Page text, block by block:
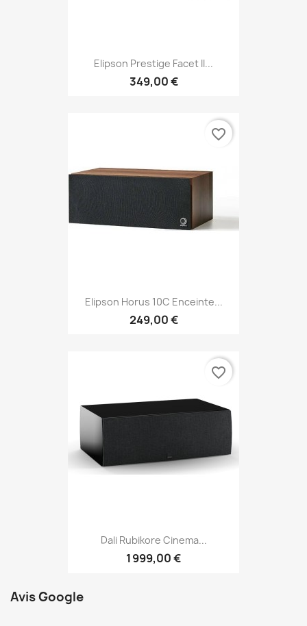
Elipson Prestige Facet II...
349,00 €
Elipson Horus 10C Enceinte...
249,00 €
favorite_border
Dali Rubikore Cinema...
1 999,00 €
favorite_border
Avis Google